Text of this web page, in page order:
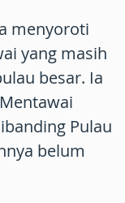
menyoroti
yang masih
besar. Ia
Pulau
belum